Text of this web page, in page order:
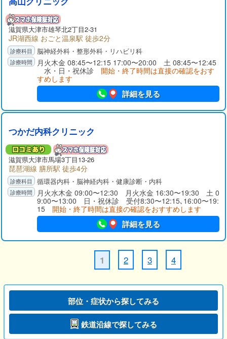
滋賀県大津市雄琴北2丁目2-31
JR湖西線 おごと温泉駅 徒歩2分
脳神経外科・整形外科・リハビリ科
月火木金 08:45〜12:15 17:00〜20:00 土 08:45〜12:45
水・日・祝休診 開始・終了時間は直接の確認をおす
すめします
詳細を見る
つかだ内科クリニック
滋賀県大津市馬場3丁目13-26
琵琶湖線 膳所駅 徒歩4分
循環器内科・脳神経内科・健康診断・内科
月火水木金 09:00〜12:30 月火水金 16:30〜19:30 土 0
9:00〜13:00 日・祝休診 受付8:30〜12:15､16:00〜19:
15 開始・終了時間は直接の確認をおすすめします
詳細を見る
1 2 3 4
部位・症状から探してみる
鉄道沿線で探してみる